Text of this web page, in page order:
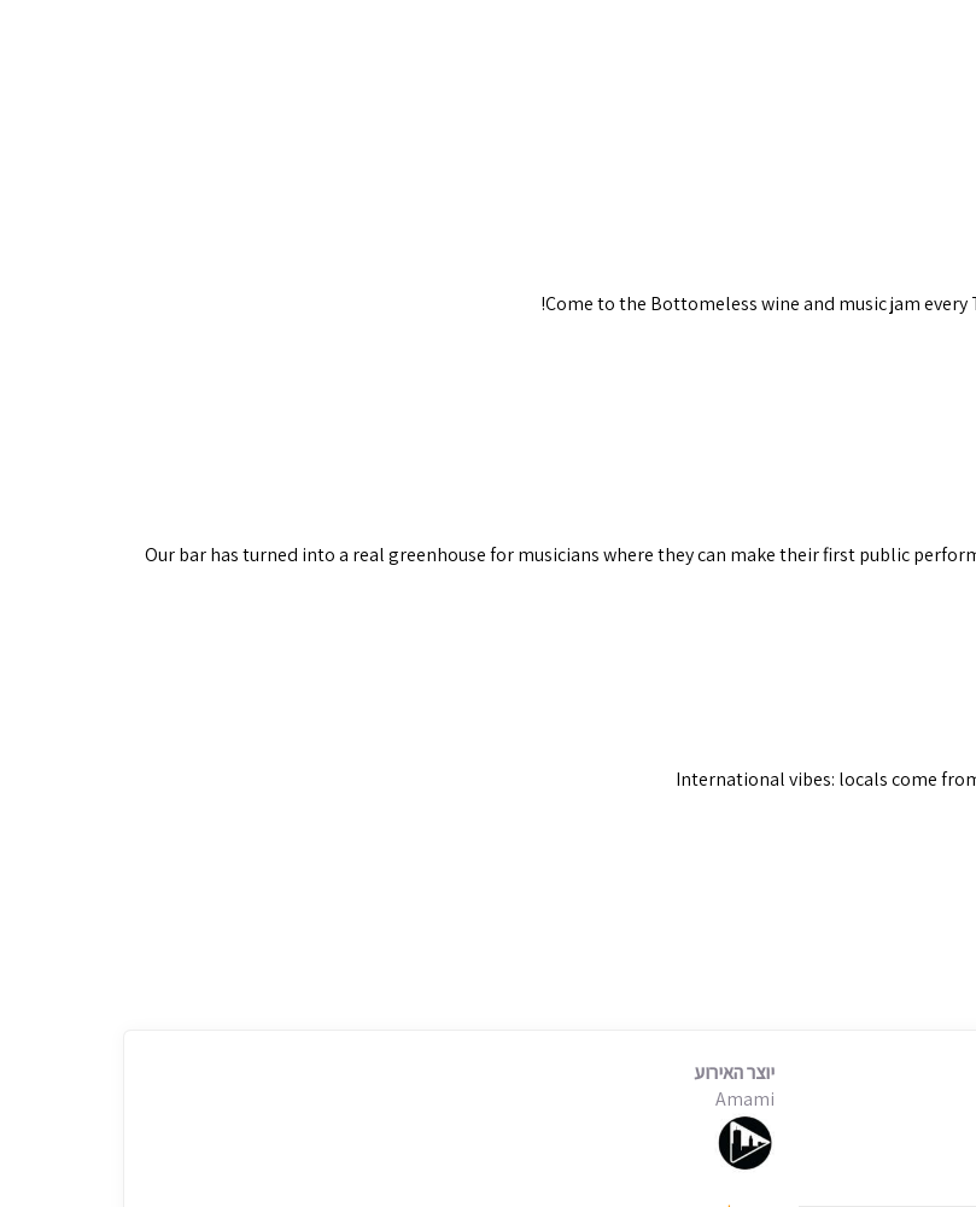
Come to the Bottomeless wine and music jam
Our bar has turned into a real greenhouse for musicians where they can make their first public
יוצר האירוע
Amami